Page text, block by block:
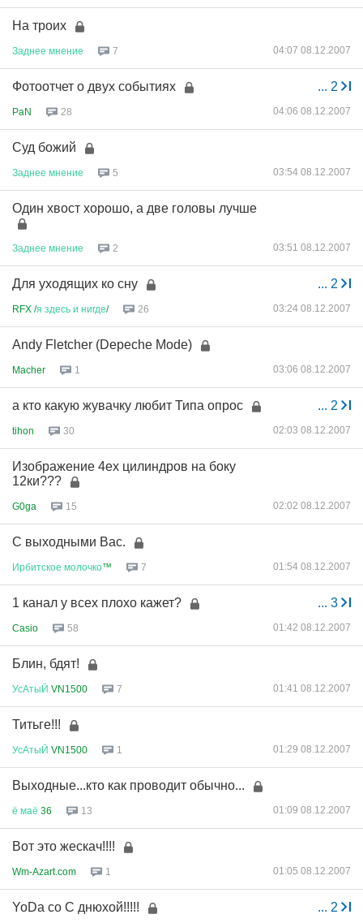
На троих
Заднее мнение 7 04:07 08.12.2007
... 2
Фотоотчет о двух событиях
PaN 28 04:06 08.12.2007
Суд божий
Заднее мнение 5 03:54 08.12.2007
Один хвост хорошо, а две головы лучше
Заднее мнение 2 03:51 08.12.2007
... 2
Для уходящих ко сну
RFX /я здесь и нигде/ 26 03:24 08.12.2007
Andy Fletcher (Depeche Mode)
Macher 1 03:06 08.12.2007
... 2
а кто какую жувачку любит Типа опрос
tihon 30 02:03 08.12.2007
Изображение 4ех цилиндров на боку
12ки???
G0ga 15 02:02 08.12.2007
С выходными Вас.
Ирбитское молочко™ 7 01:54 08.12.2007
... 3
1 канал у всех плохо кажет?
Casio 58 01:42 08.12.2007
Блин, бдят!
УсАтыЙ VN1500 7 01:41 08.12.2007
Титьге!!!
УсАтыЙ VN1500 1 01:29 08.12.2007
Выходные...кто как проводит обычно...
ё маё 36 13 01:09 08.12.2007
Вот это жескач!!!!
Wm-Azart.com 1 01:05 08.12.2007
... 2
YoDa co С днюхой!!!!!